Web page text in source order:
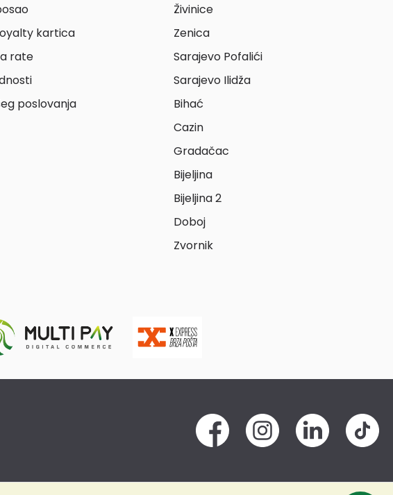
kartica
rate
poslovanja
Živinice
Zenica
Sarajevo Pofalići
Sarajevo Ilidža
Bihać
Cazin
Gradačac
Bijeljina
Bijeljina 2
Doboj
Zvornik